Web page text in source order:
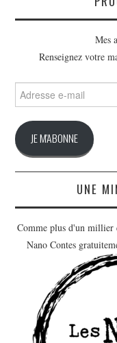
Mes
Renseignez votre
e-
JE M'ABONNE
UNE
Comme plus d'un millier
Nano Contes